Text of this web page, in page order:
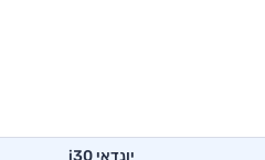
יונדאי i30